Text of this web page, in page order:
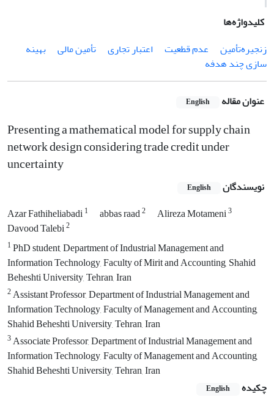
کلیدواژه‌ها
زنجیره‌تأمین
عدم قطعیت اعتبار تجاری تأمین مالی
بهینه
سازی چند هدفه
عنوان مقاله English
Presenting a mathematical model for supply chain
network design considering trade credit under
uncertainty
نویسندگان English
Azar Fathiheliabadi1 abbas raad2 Alireza Motameni3
Davood Talebi2
1PhD student, Department of Industrial Management and
Information Technology, Faculty of Mirit and Accounting, Shahid
Beheshti University, Tehran, Iran
2Assistant Professor, Department of Industrial Management and
Information Technology, Faculty of Management and Accounting,
Shahid Beheshti University, Tehran, Iran
3Associate Professor, Department of Industrial Management and
Information Technology, Faculty of Management and Accounting,
Shahid Beheshti University, Tehran, Iran
چکیده
English